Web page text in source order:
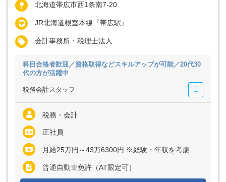
北海道帯広市西1条南7-20
JR北海道根室本線『帯広駅』
会計事務所・税理士法人
科目合格者歓迎／資格取得などスキルアップが可能／20代30
代の方が活躍中
税務会計スタッフ
税務・会計
正社員
月給25万円～43万6300円 ※経験・年収を考慮します
普通自動車免許（AT限定可）